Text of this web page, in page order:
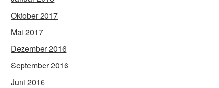
Oktober 2017
Mai 2017
Dezember 2016
September 2016
Juni 2016